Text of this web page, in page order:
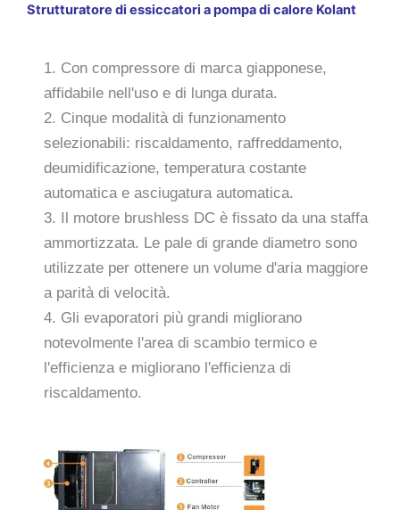
Strutturatore di essiccatori a pompa di calore Kolant
1. Con compressore di marca giapponese,
affidabile nell'uso e di lunga durata.
2. Cinque modalità di funzionamento
selezionabili: riscaldamento, raffreddamento,
deumidificazione, temperatura costante
automatica e asciugatura automatica.
3. Il motore brushless DC è fissato da una staffa
ammortizzata. Le pale di grande diametro sono
utilizzate per ottenere un volume d'aria maggiore
a parità di velocità.
4. Gli evaporatori più grandi migliorano
notevolmente l'area di scambio termico e
l'efficienza e migliorano l'efficienza di
riscaldamento.